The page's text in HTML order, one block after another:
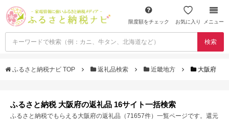
限度額をチェック お気に入り メニュー
検索
ふるさと納税ナビ TOP 返礼品検索 近畿地方 大阪府
ふるさと納税 大阪府の返礼品 16サイト一括検索
ふるさと納税でもらえる大阪府の返礼品（71657件）一覧ページです。還元